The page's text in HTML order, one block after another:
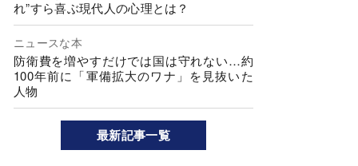
れ”すら喜ぶ現代人の心理とは？
ニュースな本
防衛費を増やすだけでは国は守れない…約
100年前に「軍備拡大のワナ」を見抜いた
人物
最新記事一覧